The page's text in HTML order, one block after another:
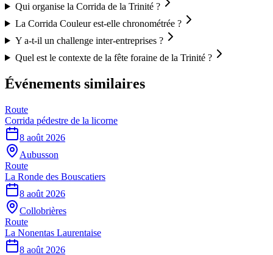
Qui organise la Corrida de la Trinité ?
La Corrida Couleur est-elle chronométrée ?
Y a-t-il un challenge inter-entreprises ?
Quel est le contexte de la fête foraine de la Trinité ?
Événements similaires
Route
Corrida pédestre de la licorne
8 août 2026
Aubusson
Route
La Ronde des Bouscatiers
8 août 2026
Collobrières
Route
La Nonentas Laurentaise
8 août 2026